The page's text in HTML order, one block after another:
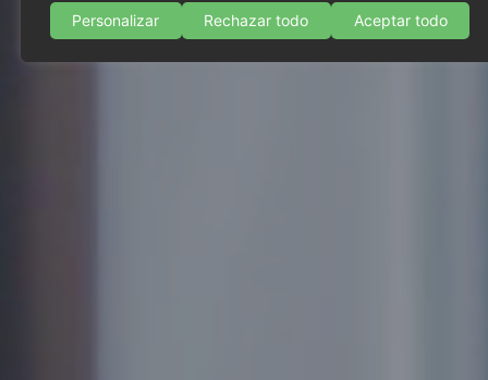
Personalizar Rechazar todo Aceptar todo